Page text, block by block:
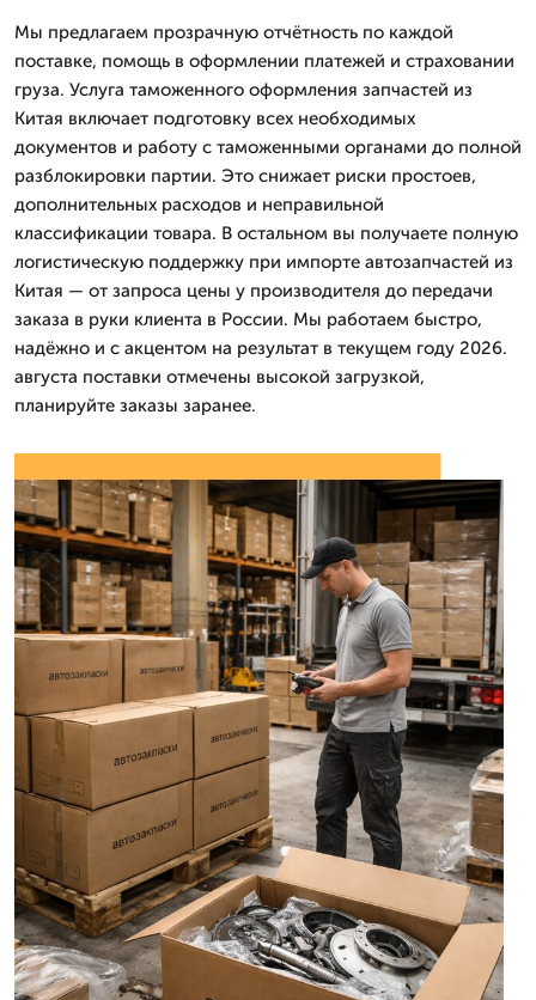
Мы предлагаем прозрачную отчётность по каждой
поставке, помощь в оформлении платежей и страховании
груза. Услуга таможенного оформления запчастей из
Китая включает подготовку всех необходимых
документов и работу с таможенными органами до полной
разблокировки партии. Это снижает риски простоев,
дополнительных расходов и неправильной
классификации товара. В остальном вы получаете полную
логистическую поддержку при импорте автозапчастей из
Китая — от запроса цены у производителя до передачи
заказа в руки клиента в России. Мы работаем быстро,
надёжно и с акцентом на результат в текущем году 2026.
августа поставки отмечены высокой загрузкой,
планируйте заказы заранее.